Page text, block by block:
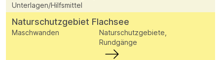
Unterlagen/Hilfsmittel
Naturschutzgebiet Flachsee
Maschwanden
Naturschutzgebiete,
Rundgänge